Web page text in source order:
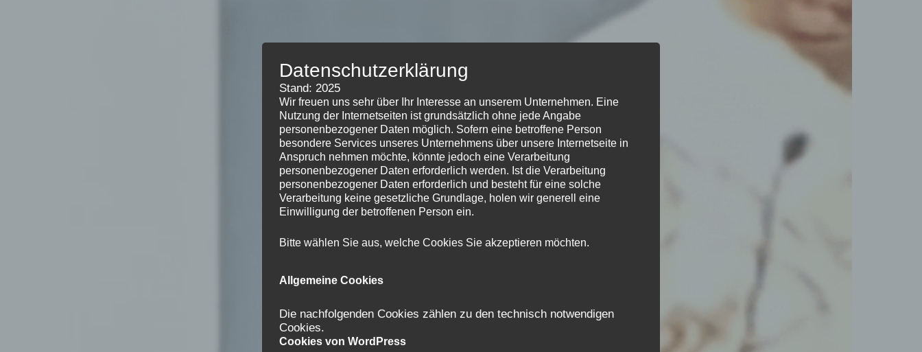
Datenschutzerklärung
Stand: 2025
Wir freuen uns sehr über Ihr Interesse an unserem Unternehmen. Eine
Nutzung der Internetseiten ist grundsätzlich ohne jede Angabe
personenbezogener Daten möglich. Sofern eine betroffene Person
besondere Services unseres Unternehmens über unsere Internetseite in
Anspruch nehmen möchte, könnte jedoch eine Verarbeitung
personenbezogener Daten erforderlich werden. Ist die Verarbeitung
personenbezogener Daten erforderlich und besteht für eine solche
Verarbeitung keine gesetzliche Grundlage, holen wir generell eine
Einwilligung der betroffenen Person ein.
Bitte wählen Sie aus, welche Cookies Sie akzeptieren möchten.
Allgemeine Cookies
Die nachfolgenden Cookies zählen zu den technisch notwendigen
Cookies.
Cookies von WordPress